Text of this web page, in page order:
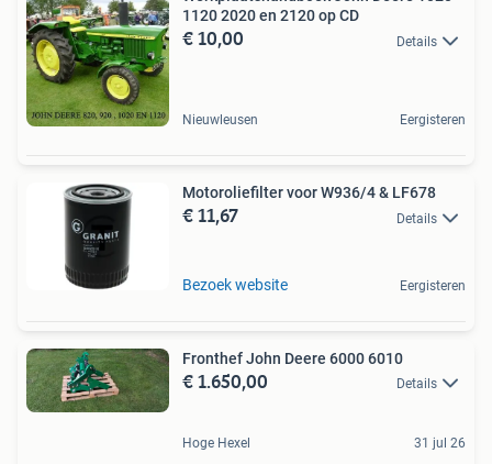
1120 2020 en 2120 op CD
€ 10,00 Details
Nieuwleusen Eergisteren
Motoroliefilter voor W936/4 & LF678
€ 11,67 Details
Bezoek website Eergisteren
Fronthef John Deere 6000 6010
€ 1.650,00 Details
Hoge Hexel 31 jul 26